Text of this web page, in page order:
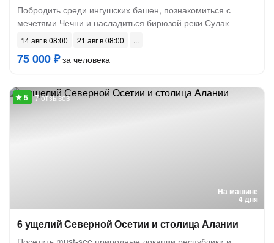
Побродить среди ингушских башен, познакомиться с
мечетями Чечни и насладиться бирюзой реки Сулак
14 авг в 08:00 21 авг в 08:00
75 000 ₽за человека
На машине
4 дня
7 отзывов
6 ущелий Северной Осетии и столица Алании